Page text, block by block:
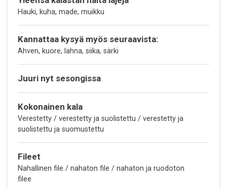
Hauki, kuha, made, muikku
Kannattaa kysyä myös seuraavista:
Ahven, kuore, lahna, siika, särki
Juuri nyt sesongissa
Kokonainen kala
Verestetty / verestetty ja suolistettu / verestetty ja
suolistettu ja suomustettu
Fileet
Nahallinen file / nahaton file / nahaton ja ruodoton
filee